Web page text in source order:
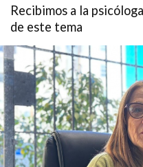
Recibimos a la
de este tema